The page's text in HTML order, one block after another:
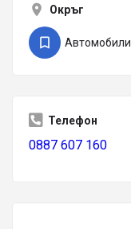
Окръг
Автомобили
Телефон
0887 607 160